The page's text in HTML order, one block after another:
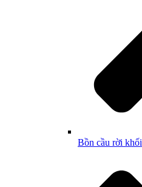
Bồn cầu rời khối